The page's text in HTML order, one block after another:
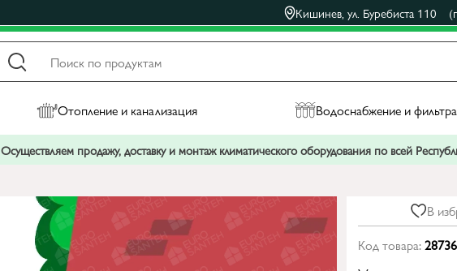
Кишинев, ул. Буребиста 110
Отопление и канализация Водоснабжение и
Осуществляем продажу, доставку и монтаж климатического оборудования по всей
В
Код товара:28736